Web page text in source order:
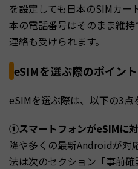
を設定しても日本のSIMカー
本の電話番号はそのまま維
連絡も受けられます。
eSIMを選ぶ際のポイント
eSIMを選ぶ際は、以下の3点
①スマートフォンがeSIMに
降や多くの最新Androidが対
法は次のセクション「事前確